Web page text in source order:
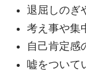
退屈しのぎ
考え事や集
自己肯定感
嘘をついて